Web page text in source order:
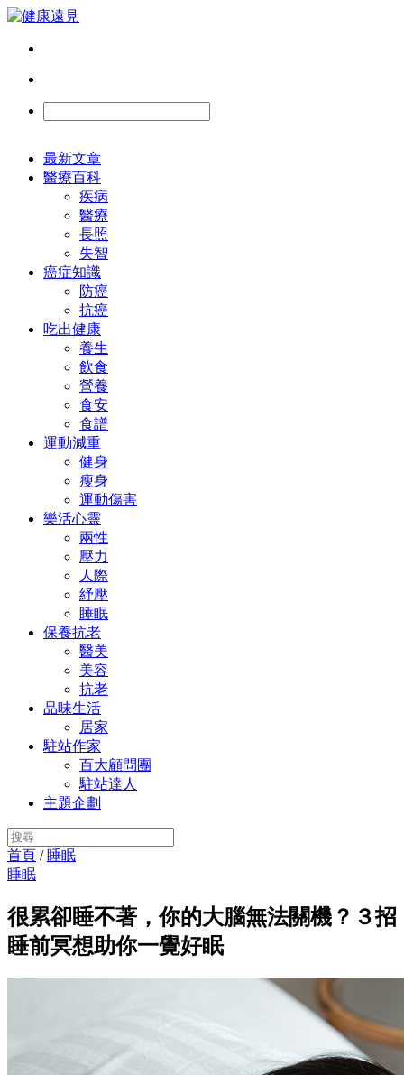
最新文章
醫療百科
疾病
醫療
長照
失智
癌症知識
防癌
抗癌
吃出健康
養生
飲食
營養
食安
食譜
運動減重
健身
瘦身
運動傷害
樂活心靈
兩性
壓力
人際
紓壓
睡眠
保養抗老
醫美
美容
抗老
品味生活
居家
駐站作家
百大顧問團
駐站達人
主題企劃
首頁 / 睡眠
睡眠
很累卻睡不著，你的大腦無法關機？３招
睡前冥想助你一覺好眠